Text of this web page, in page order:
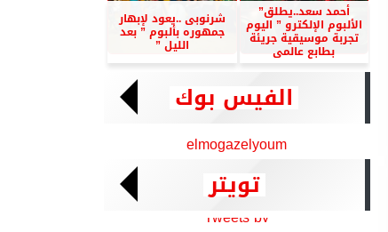
أحمد سعد..يطلق”
الألبوم الإلكترو ” اليوم
تجربة موسيقية جريئة
بطابع عالمى
شرنوبى ..يعود لإبهار
جمهوره بألبوم ” بعد
الليل ”
الفيس بوك
elmogazelyoum
تويتر
Tweets by